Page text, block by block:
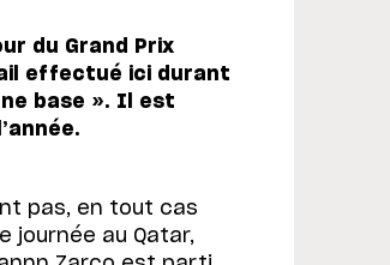
du Grand Prix
effectué ici durant
base ». Il est
pas, en tout cas
journée au Qatar,